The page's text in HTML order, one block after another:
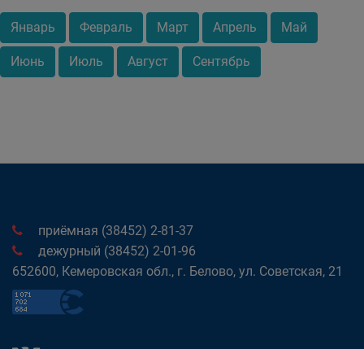
Январь Февраль Март Апрель Май
Июнь Июль Август Сентябрь
приёмная (38452) 2-81-37
дежурный (38452) 2-01-96
652600, Кемеровская обл., г. Белово, ул. Советская, 21